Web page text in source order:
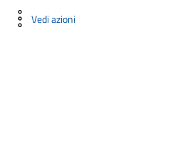
Vedi azioni